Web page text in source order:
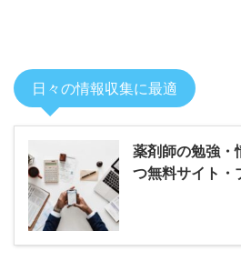
日々の情報収集に最適
薬剤師の勉強・
つ無料サイト・